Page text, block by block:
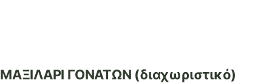
ΜΑΞΙΛΑΡΙ ΓΟΝΑΤΩΝ (διαχωριστικό)